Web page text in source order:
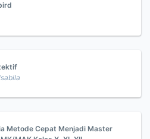
Metode Cepat Menjadi Master